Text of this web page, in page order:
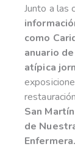
Junto a las
como
anuario
atípica
San Martín
de
Enfermera.